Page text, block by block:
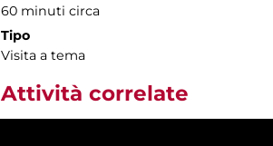
60 minuti circa
Tipo
Visita a tema
Attività correlate